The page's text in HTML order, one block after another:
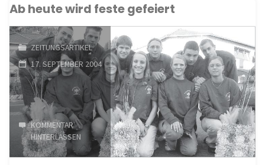
und
Geselligkeit
pflegen"
Ab heute wird feste gefeiert
ZEITUNGSARTIKEL
17. SEPTEMBER 2004
KOMMENTAR
HINTERLASSEN